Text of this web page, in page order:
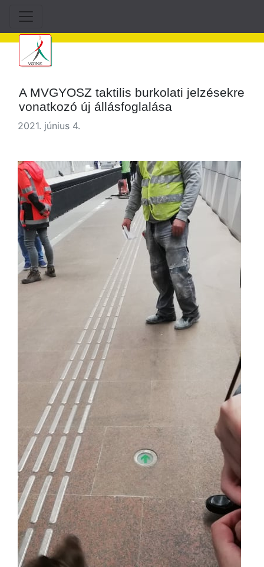
A MVGYOSZ taktilis burkolati jelzésekre
vonatkozó új állásfoglalása
2021. június 4.